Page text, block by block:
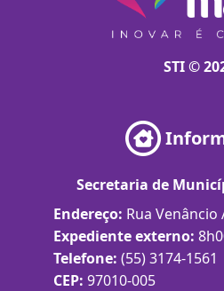
STI ©
Secretaria de
Endereço: Rua Venâncio
Expediente externo:
Telefone: (55) 3174-1561
CEP: 97010-005